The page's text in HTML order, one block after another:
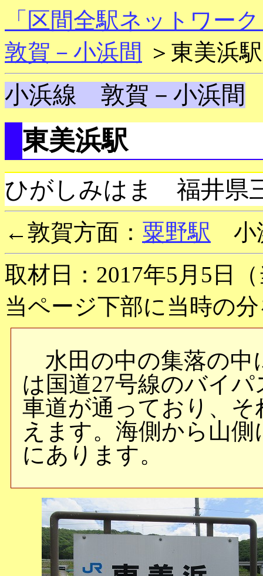
「区間全駅ネットワー
敦賀－小浜間 ＞東美浜駅
小浜線 敦賀－小浜間
東美浜駅
ひがしみはま 福井県
←敦賀方面： 粟野駅 小
取材日：2017年5月5日
当ページ下部に当時の
水田の中の集落の中
は国道27号線のバイ
車道が通っており、
えます。海側から山
にあります。